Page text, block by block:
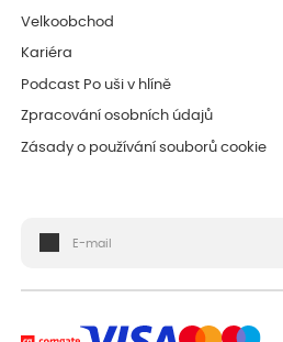
Velkoobchod
Kariéra
Podcast Po uši v hlíně
Zpracování osobních údajů
Zásady o používání souborů cookie